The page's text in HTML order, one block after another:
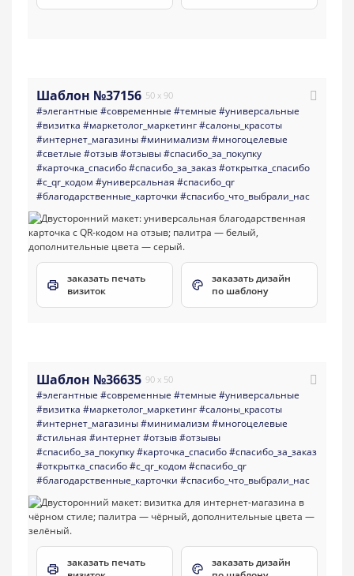
Шаблон №37156 50 x 90
#элегантные #современные #темные #универсальные
#визитка #маркетолог_маркетинг#салоны_красоты
#интернет_магазины#минимализм #многоцелевые
#светлые #отзыв#отзывы#спасибо_за_покупку
#карточка_спасибо#спасибо_за_заказ#открытка_спасибо
#с_qr_кодом #универсальная #спасибо_qr
#благодарственные_карточки #спасибо_что_выбрали_нас
заказать печать
визиток
заказать дизайн
по шаблону
Шаблон №36635 90 x 50
#элегантные #современные #темные #универсальные
#визитка #маркетолог_маркетинг#салоны_красоты
#интернет_магазины#минимализм #многоцелевые
#стильная #интернет#отзыв#отзывы
#спасибо_за_покупку#карточка_спасибо#спасибо_за_заказ
#открытка_спасибо#с_qr_кодом #спасибо_qr
#благодарственные_карточки #спасибо_что_выбрали_нас
заказать печать
заказать дизайн